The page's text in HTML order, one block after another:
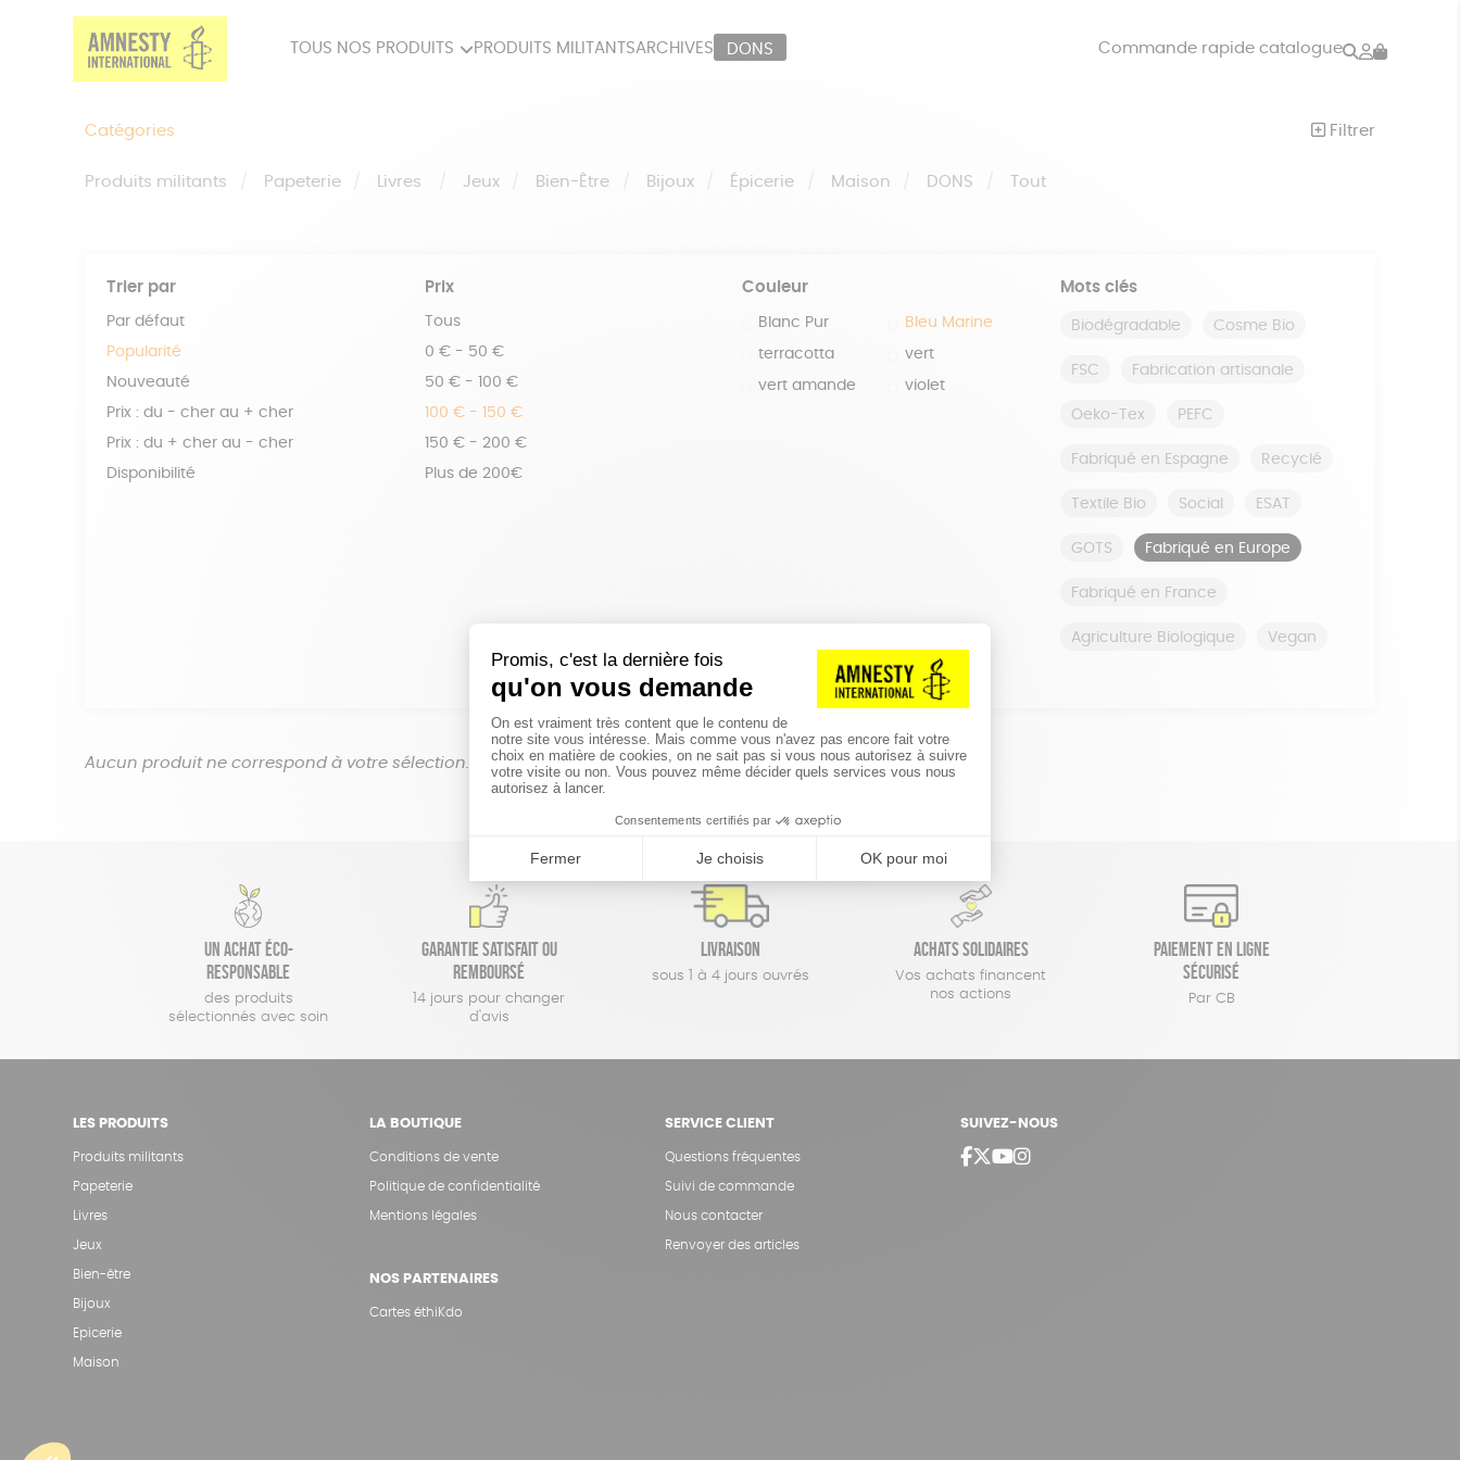
TOUS NOS PRODUITS PRODUITS MILITANTSARCHIVES DONS Commande rapide catalogue Rechercher
Mon
Catégories Filtrer
Produits militants Papeterie Livres Jeux Bien-Être Bijoux Épicerie Maison DONS Tout
Trier par
Par défaut
Popularité
Nouveauté
Prix : du - cher au + cher
Prix : du + cher au - cher
Disponibilité
Prix
Tous
0 € - 50 €
50 € - 100 €
100 € - 150 €
150 € - 200 €
Plus de 200€
Couleur
Blanc Pur Bleu Marine
terracotta vert
vert amande violet
Mots clés
Biodégradable Cosme Bio
FSC Fabrication artisanale
Oeko-Tex PEFC
Fabriqué en Espagne Recyclé
Textile Bio Social ESAT
GOTS Fabriqué en Europe
Fabriqué en France
Agriculture Biologique Vegan
Aucun produit ne correspond à votre sélection.
Un achat éco-
responsable
des produits
sélectionnés avec soin
Garantie satisfait ou
remboursé
14 jours pour changer
d'avis
Livraison
sous 1 à 4 jours ouvrés
Achats solidaires
Vos achats financent
nos actions
Paiement en ligne
sécurisé
Par CB
LES PRODUITS
Produits militants
Papeterie
Livres
Jeux
Bien-être
Bijoux
Epicerie
Maison
LA BOUTIQUE
Conditions de vente
Politique de confidentialité
Mentions légales
NOS PARTENAIRES
Cartes éthiKdo
SERVICE CLIENT
Questions fréquentes
Suivi de commande
Nous contacter
Renvoyer des articles
SUIVEZ-NOUS